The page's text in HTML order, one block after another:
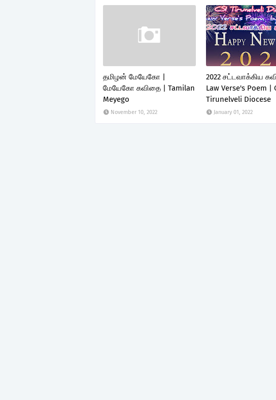
தமிழன் மேயேகோ |
மேயேகோ கவிதை | Tamilan
Meyego
November 10, 2022
2022 சட்டவாக்கிய
Law Verse's Poem |
Tirunelveli Diocese
January 01, 2022